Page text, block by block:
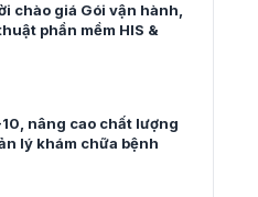
chào giá Gói vận hành,
phần mềm HIS &
nâng cao chất lượng
lý khám chữa bệnh